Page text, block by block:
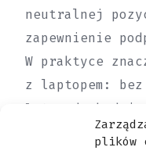
plików
neutralnej
zapewnienie
W praktyce
z laptopem:
łatwo dochodzi
zgięcia szyi.